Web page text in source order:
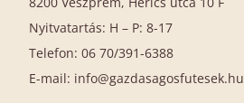
Nyitvatartás: H – P: 8-17
Telefon: 06 70/391-6388
E-mail: info@gazdasagosfutesek.hu